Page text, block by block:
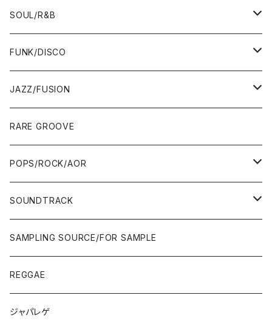
EARLY 90'S MIDDLE〜NEW SCHOOL
JAPAN ONLY RELEASE/REMIX
80'S OLD SCHOOL
EARLY 90'S MIDDLE〜NEW SCHOOL
JAPAN ONLY RELEASE/REMIX
80'S OLD SCHOOL〜EARLY 90'S
MID〜LATE 90'S
LP
80'S OLD SCHOOL〜EARLY 90'S
MID〜LATE 90'S
CD/TAPE
CD-R/DEMO/SAMPLE
CD ALBUM
LP
60'S/70'S
80'S
7"/12"
60'S/70'S
80'S
SOUL/R&B
LP
60'S/70'S
80'S
12"/7"
60'S/70'S
80'S
FUNK/DISCO
LP
70'S
80'S
12"/7"
70'S
80'S
JAZZ/FUSION
JAZZ
FUSION
RARE GROOVE
POPS/ROCK/AOR
POPS/S.S.W.
ROCK/AOR
SOUNDTRACK
LP
JAPANESE
OTHERS
7"/12"
JAPANESE
SAMPLING SOURCE/FOR SAMPLE
REGGAE
ジャパレゲ